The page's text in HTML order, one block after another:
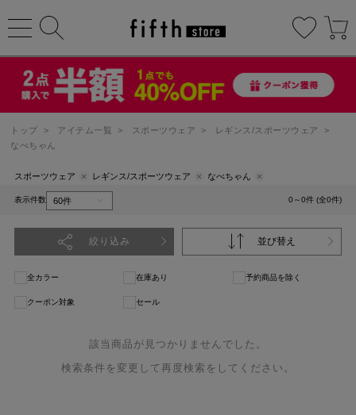
トップ > アイテム一覧 > スポーツウェア > レギンス/スポーツウェア
>
なべちゃん
スポーツウェア レギンス/スポーツウェア なべちゃん
表示件数 0～0件 (全0件)
絞り込み 並び替え
全カラー 在庫あり 予約商品を除く
クーポン対象 セール
該当商品が見つかりませんでした。
検索条件を変更して再度検索をしてください。